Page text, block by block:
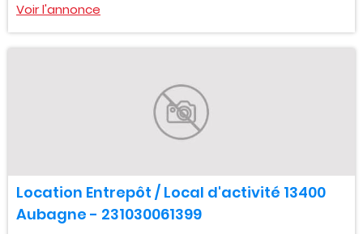
Voir l'annonce
Location Entrepôt / Local d'activité 13400
Aubagne - 231030061399